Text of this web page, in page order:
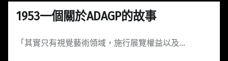
1953一個關於ADAGP的故事
「其實只有視覺藝術領域，施行展覽權益以及…